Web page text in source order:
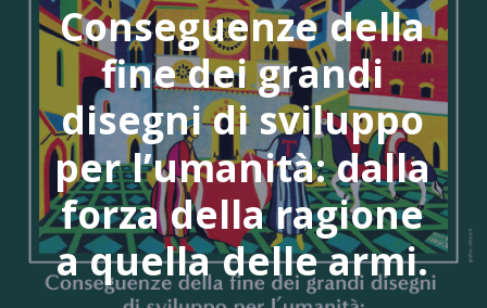
Video
Relatori
Chi siamo
Soci
Contatti
Ricerca
Conseguenzedella
finedeigrandi
disegnidi sviluppo
perl’umanità:dalla
forza della ragione
aquelladellearmi.